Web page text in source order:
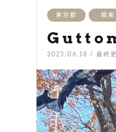
東京都 関東
2023.06.18 / 最終